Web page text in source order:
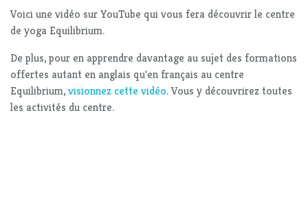
Voici une vidéo sur YouTube qui vous fera découvrir le centre
de yoga Equilibrium.
De plus, pour en apprendre davantage au sujet des formations
offertes autant en anglais qu'en français au centre
Equilibrium,visionnez cette vidéo. Vous y découvrirez toutes
les activités du centre.